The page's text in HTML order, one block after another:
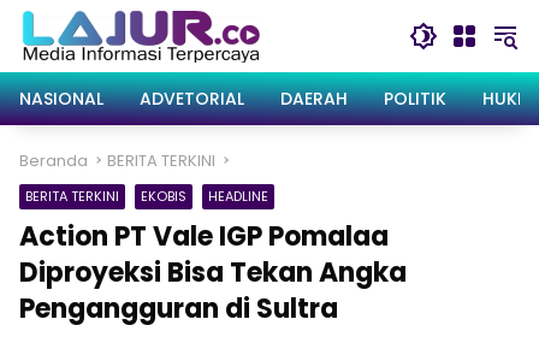
Langsung
konten
NASIONAL
ADVETORIAL DAERAH POLITIK
Beranda BERITA TERKINI
BERITA TERKINI EKOBIS HEADLINE
Action PT Vale IGP Pomalaa
Diproyeksi Bisa Tekan Angka
Pengangguran di Sultra